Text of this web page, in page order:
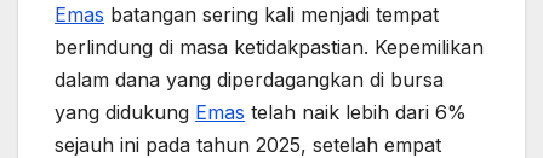
Emas batangan sering kali menjadi tempat
berlindung di masa ketidakpastian. Kepemilikan
dalam dana yang diperdagangkan di bursa
yang didukung Emas telah naik lebih dari 6%
sejauh ini pada tahun 2025, setelah empat